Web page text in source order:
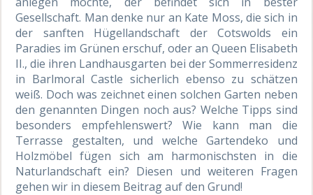
Gesellschaft. Man denke nur an Kate Moss, die sich in
der sanften Hügellandschaft der Cotswolds ein
Paradies im Grünen erschuf, oder an Queen Elisabeth
II., die ihren Landhausgarten bei der Sommerresidenz
in Barlmoral Castle sicherlich ebenso zu schätzen
weiß. Doch was zeichnet einen solchen Garten neben
den genannten Dingen noch aus? Welche Tipps sind
besonders empfehlenswert? Wie kann man die
Terrasse gestalten, und welche Gartendeko und
Holzmöbel fügen sich am harmonischsten in die
Naturlandschaft ein? Diesen und weiteren Fragen
gehen wir in diesem Beitrag auf den Grund!